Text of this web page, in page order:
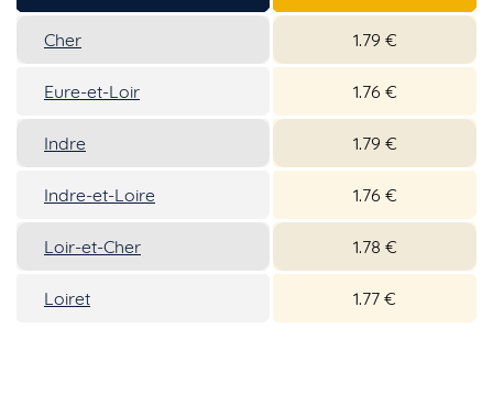
Cher 1.79 €
Eure-et-Loir 1.76 €
Indre 1.79 €
Indre-et-Loire 1.76 €
Loir-et-Cher 1.78 €
Loiret 1.77 €